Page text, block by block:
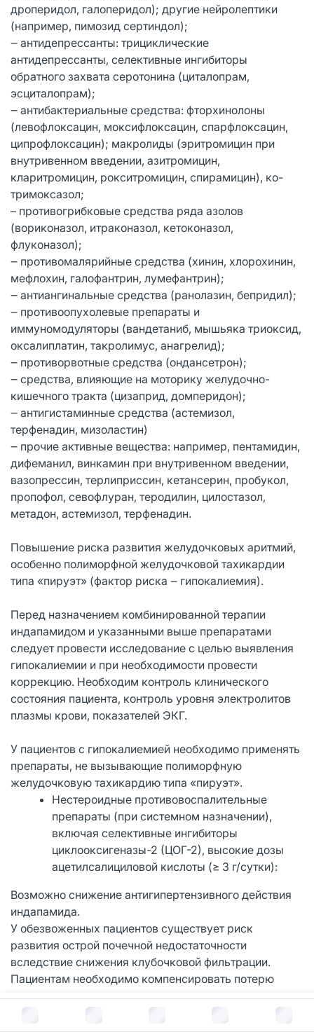
В корзину за руб.
дроперидол, галоперидол); другие нейролептики
(например, пимозид сертиндол);
‒ антидепрессанты: трициклические
антидепрессанты, селективные ингибиторы
обратного захвата серотонина (циталопрам,
эсциталопрам);
‒ антибактериальные средства: фторхинолоны
(левофлоксацин, моксифлоксацин, спарфлоксацин,
ципрофлоксацин); макролиды (эритромицин при
внутривенном введении, азитромицин,
кларитромицин, рокситромицин, спирамицин), ко-
тримоксазол;
– противогрибковые средства ряда азолов
(вориконазол, итраконазол, кетоконазол,
флуконазол);
‒ противомалярийные средства (хинин, хлорохинин,
мефлохин, галофантрин, лумефантрин);
‒ антиангинальные средства (ранолазин, бепридил);
‒ противоопухолевые препараты и
иммуномодуляторы (вандетаниб, мышьяка триоксид,
оксалиплатин, такролимус, анагрелид);
‒ противорвотные средства (ондансетрон);
‒ средства, влияющие на моторику желудочно-
кишечного тракта (цизаприд, домперидон);
‒ антигистаминные средства (астемизол,
терфенадин, мизоластин)
‒ прочие активные вещества: например, пентамидин,
дифеманил, винкамин при внутривенном введении,
вазопрессин, терлиприссин, кетансерин, пробукол,
пропофол, севофлуран, теродилин, цилостазол,
метадон, астемизол, терфенадин.
Повышение риска развития желудочковых аритмий,
особенно полиморфной желудочковой тахикардии
типа «пируэт» (фактор риска ‒ гипокалиемия).
Перед назначением комбинированной терапии
индапамидом и указанными выше препаратами
следует провести исследование с целью выявления
гипокалиемии и при необходимости провести
коррекцию. Необходим контроль клинического
состояния пациента, контроль уровня электролитов
плазмы крови, показателей ЭКГ.
У пациентов с гипокалиемией необходимо применять
препараты, не вызывающие полиморфную
желудочковую тахикардию типа «пируэт».
Нестероидные противовоспалительные
препараты (при системном назначении),
включая селективные ингибиторы
циклооксигеназы-2 (ЦОГ-2), высокие дозы
ацетилсалициловой кислоты (≥ 3 г/сутки):
Возможно снижение антигипертензивного действия
индапамида.
У обезвоженных пациентов существует риск
развития острой почечной недостаточности
вследствие снижения клубочковой фильтрации.
Пациентам необходимо компенсировать потерю
жидкости и в начале лечения тщательно
контролировать функцию почек.
Ингибиторы ангиотензинпревращающего